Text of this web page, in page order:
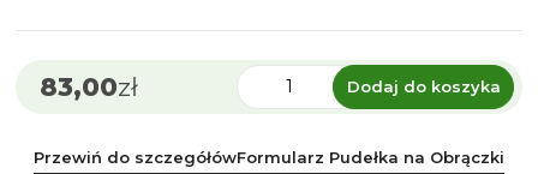
83,00zł Dodaj do koszyka
Przewiń do szczegółówFormularz Pudełka na Obrączki